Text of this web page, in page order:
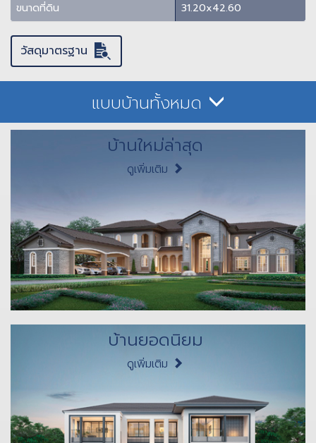
ขนาดที่ดิน
31.20x42.60
วัสดุมาตรฐาน
แบบบ้านทั้งหมด
บ้านใหม่ล่าสุด
ดูเพิ่มเติม
บ้านยอดนิยม
ดูเพิ่มเติม